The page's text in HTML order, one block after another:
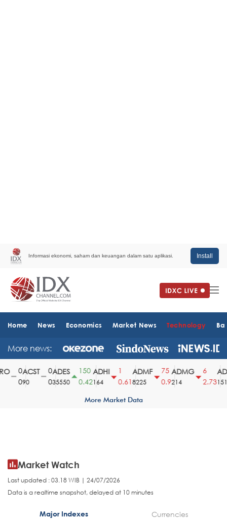
Informasi ekonomi, saham dan keuangan dalam satu aplikasi. Install
Home News Economics Market News Technology
More news:
ACST
90
ADES
35550
150
0.42
ADHI
164
0.61
ADMF
8225
75
0.9
ADMG
214
2.731510
More Market Data
Market Watch
Last updated : 03.18 WIB | 24/07/2026
Data is a realtime snapshot, delayed at 10 minutes
Major Indexes Currencies